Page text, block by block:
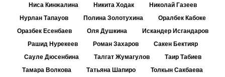
Ниса Кинжалина
Никита Ходак
Николай Газеев
Нурлан Тапауов
Полина Золотухина
Оралбек Кабоке
Оразбек Есенбаев
Оля Душкина
Искандер Исгандаров
Рашид Нурекеев
Роман Захаров
Сакен Бектияр
Сауле Дюсенбина
Талгат Жумагулов
Таир Табиев
Тамара Волкова
Татьяна Шапиро
Толкын Сакбаева